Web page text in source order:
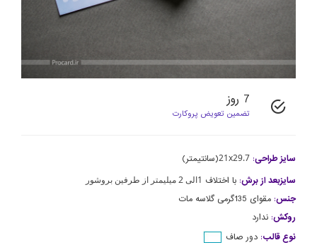
7 روز
تضمین تعویض پروکارت
سایز طراحی:
21x29.7(سانتیمتر)
سایزبعد از برش: با اختلاف 1الی 2 میلیمتر از طرفین بروشور
جنس: مقوای 135گرمی گلاسه مات
روکش: ندارد
نوع قالب: دور صاف